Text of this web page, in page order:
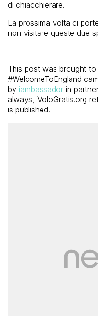
di chiacchierare.
La prossima volta ci
non visitare queste due
This post was brought
#WelcomeToEngland
by iambassador in
always, VoloGratis.org
is published.